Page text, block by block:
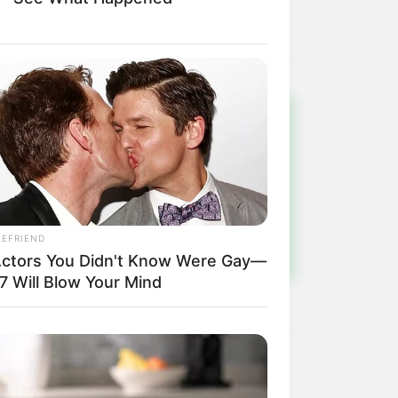
e região
You Didn't Know Were Gay—
Will Blow Your Mind